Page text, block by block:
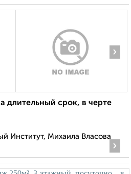
›
длительный срок, в черте
Институт, Михаила Власова
›